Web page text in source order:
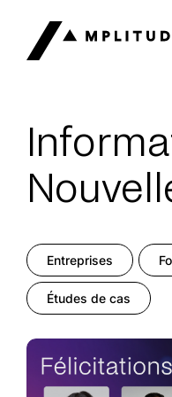
Entreprises
Études de cas